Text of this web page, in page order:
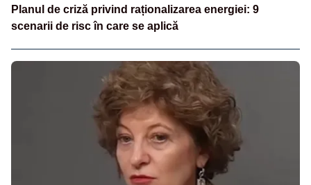
Planul de criză privind raționalizarea energiei: 9
scenarii de risc în care se aplică